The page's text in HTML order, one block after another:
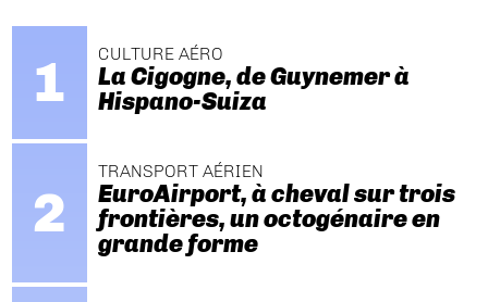
CULTURE AÉRO
La Cigogne, de Guynemer à
Hispano-Suiza
TRANSPORT AÉRIEN
EuroAirport, à cheval sur trois
frontières, un octogénaire en
grande forme